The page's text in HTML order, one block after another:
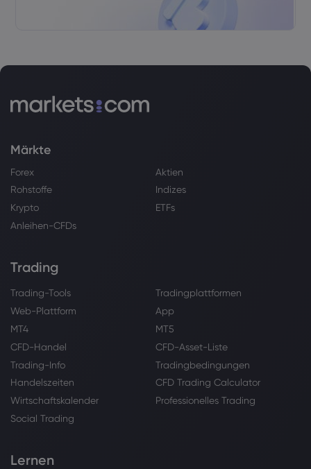
Märkte
Forex
Aktien
Rohstoffe
Indizes
Krypto
ETFs
Anleihen-CFDs
Trading
Trading-Tools
Tradingplattformen
Web-Plattform
App
MT4
MT5
CFD-Handel
CFD-Asset-Liste
Trading-Info
Tradingbedingungen
Handelszeiten
CFD Trading Calculator
Wirtschaftskalender
Professionelles Trading
Social Trading
Lernen